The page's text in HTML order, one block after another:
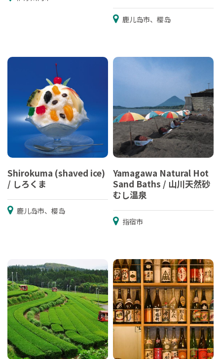
鹿儿岛市、樱岛
Shirokuma (shaved ice)
/ しろくま
鹿儿岛市、樱岛
Yamagawa Natural Hot
Sand Baths / 山川天然砂
むし温泉
指宿市